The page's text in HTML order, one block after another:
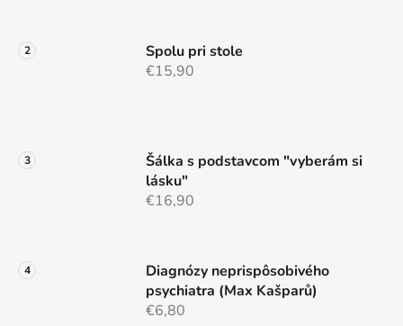
Spolu pri stole
€15,90
Šálka s podstavcom "vyberám si
lásku"
€16,90
Diagnózy neprispôsobivého
psychiatra (Max Kašparů)
€6,80